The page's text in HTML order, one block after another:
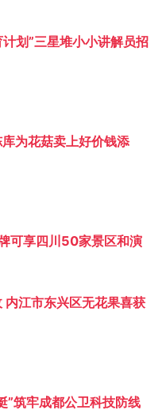
划”三星堆小小讲解员招
为花菇卖上好价钱添
可享四川50家景区和演
内江市东兴区无花果喜获
”筑牢成都公卫科技防线